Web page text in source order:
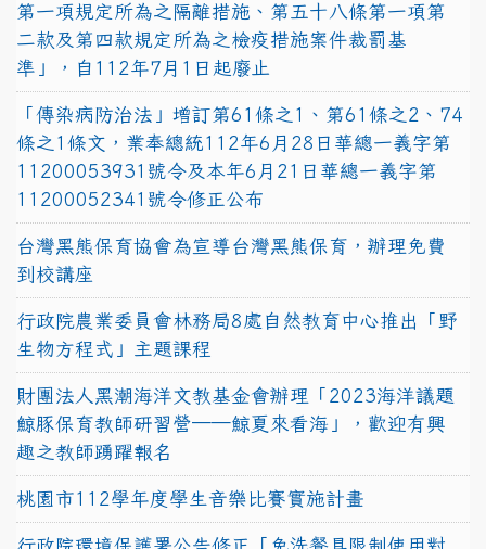
第一項規定所為之隔離措施、第五十八條第一項第
二款及第四款規定所為之檢疫措施案件裁罰基
準」，自112年7月1日起廢止
「傳染病防治法」增訂第61條之1、第61條之2、74
條之1條文，業奉總統112年6月28日華總一義字第
11200053931號令及本年6月21日華總一義字第
11200052341號令修正公布
台灣黑熊保育協會為宣導台灣黑熊保育，辦理免費
到校講座
行政院農業委員會林務局8處自然教育中心推出「野
生物方程式」主題課程
財團法人黑潮海洋文教基金會辦理「2023海洋議題
鯨豚保育教師研習營──鯨夏來看海」，歡迎有興
趣之教師踴躍報名
桃園市112學年度學生音樂比賽實施計畫
行政院環境保護署公告修正「免洗餐具限制使用對